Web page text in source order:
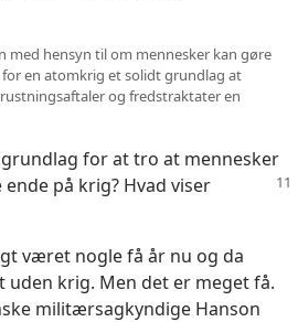
med hensyn til om mennesker kan gøre
en atomkrig et solidt grundlag at
og fredstraktater en
for at tro at mennesker
på krig? Hvad viser
været nogle få år nu og da
krig. Men det er meget få.
militærsagkyndige Hanson